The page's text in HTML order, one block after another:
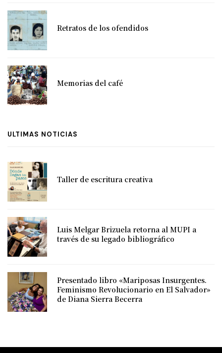
Retratos de los ofendidos
Memorias del café
ULTIMAS NOTICIAS
Taller de escritura creativa
Luis Melgar Brizuela retorna al MUPI a
través de su legado bibliográfico
Presentado libro «Mariposas Insurgentes.
Feminismo Revolucionario en El Salvador»
de Diana Sierra Becerra